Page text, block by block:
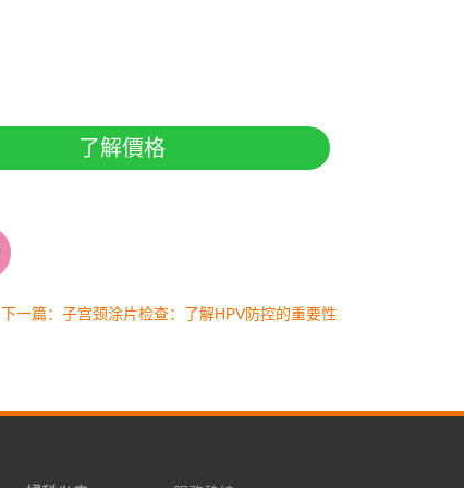
了解價格
下一篇：子宫颈涂片检查：了解HPV防控的重要性